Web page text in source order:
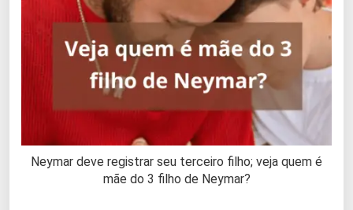
Neymar deve registrar seu terceiro filho; veja quem é
mãe do 3 filho de Neymar?